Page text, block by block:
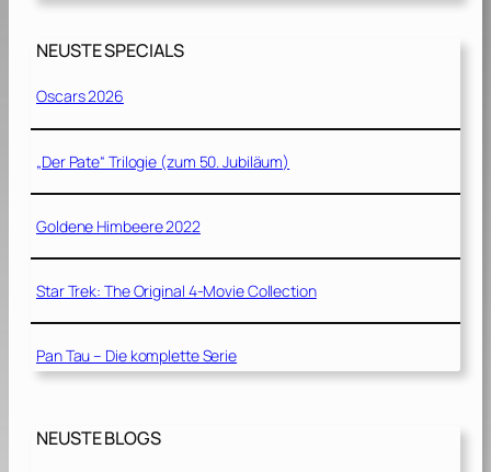
NEUSTE SPECIALS
Oscars 2026
„Der Pate“ Trilogie (zum 50. Jubiläum)
Goldene Himbeere 2022
Star Trek: The Original 4-Movie Collection
Pan Tau – Die komplette Serie
NEUSTE BLOGS